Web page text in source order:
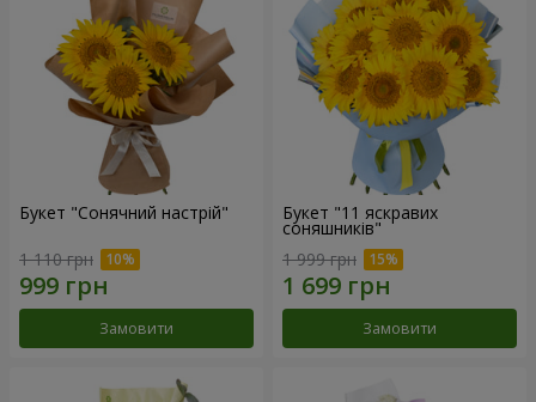
Букет "Сонячний настрій"
1 110 грн
Замовити
Букет "11 яскравих
соняшників"
1 999 грн
Замовити